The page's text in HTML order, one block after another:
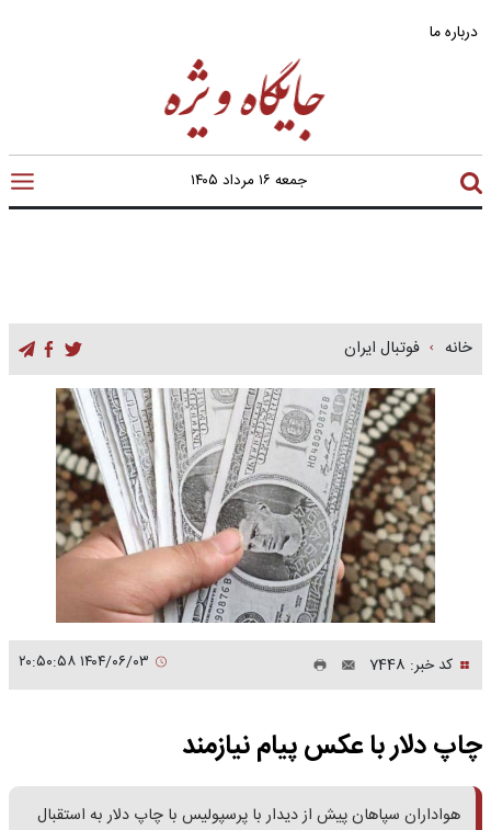
درباره ما
جمعه ۱۶ مرداد ۱۴۰۵
خانه فوتبال ایران
کد خبر: 7448
چاپ دلار با عکس پیام نیازمند
هواداران سپاهان پیش از دیدار با پرسپولیس با چاپ دلار به استقبال